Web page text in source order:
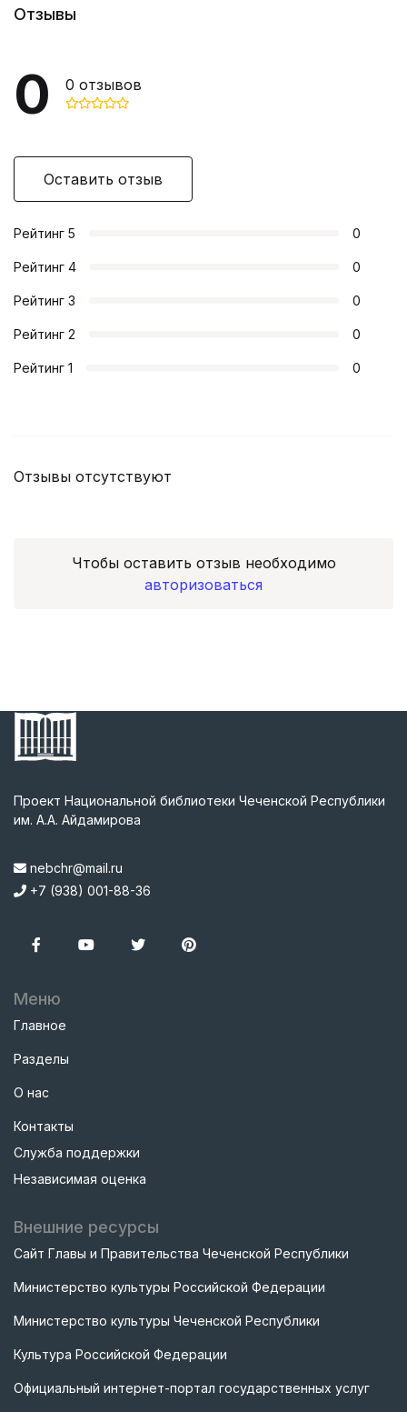
Отзывы
0 0 отзывов
Оставить отзыв
Рейтинг 5 0
Рейтинг 4 0
Рейтинг 3 0
Рейтинг 2 0
Рейтинг 1 0
Отзывы отсутствуют
Чтобы оставить отзыв необходимо
авторизоваться
Проект Национальной библиотеки Чеченской Республики
им. А.А. Айдамирова
nebchr@mail.ru
+7 (938) 001-88-36
Меню
Главное
Разделы
О нас
Контакты
Служба поддержки
Независимая оценка
Внешние ресурсы
Сайт Главы и Правительства Чеченской Республики
Министерство культуры Российской Федерации
Министерство культуры Чеченской Республики
Культура Российской Федерации
Официальный интернет-портал государственных услуг